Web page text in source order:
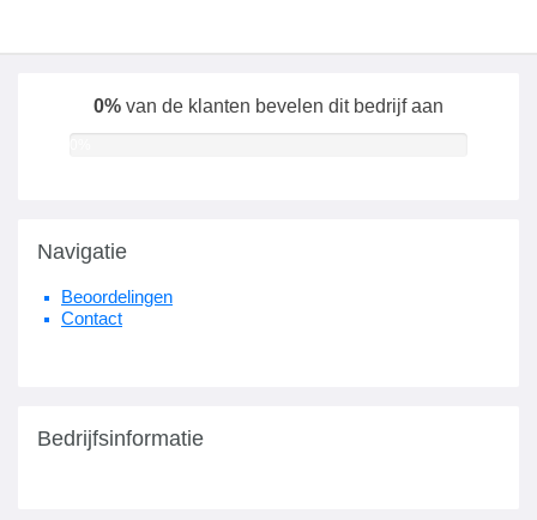
0% van de klanten bevelen dit bedrijf aan
Navigatie
Beoordelingen
Contact
Bedrijfsinformatie